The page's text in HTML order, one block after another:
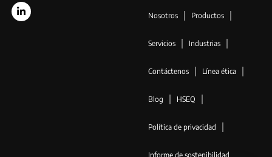
Nosotros Productos
Servicios Industrias
Contáctenos Línea ética
Blog HSEQ
Política de privacidad
Informe de sostenibilidad